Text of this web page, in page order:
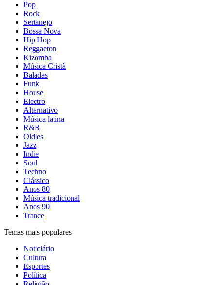
Pop
Rock
Sertanejo
Bossa Nova
Hip Hop
Reggaeton
Kizomba
Música Cristã
Baladas
Funk
House
Electro
Alternativo
Música latina
R&B
Oldies
Jazz
Indie
Soul
Techno
Clássico
Anos 80
Música tradicional
Anos 90
Trance
Temas mais populares
Noticiário
Cultura
Esportes
Política